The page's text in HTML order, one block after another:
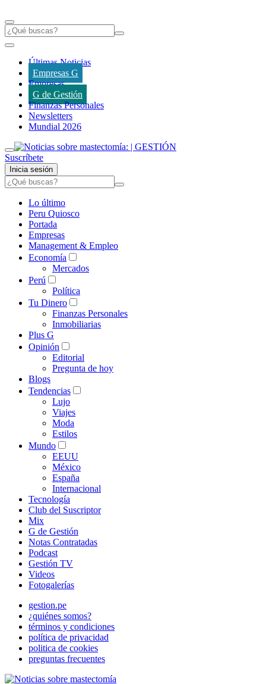
Últimas Noticias
Empresas G
Empresas
G de Gestión
Finanzas Personales
Newsletters
Mundial 2026
Suscríbete
Inicia sesión
Lo último
Peru Quiosco
Portada
Empresas
Management & Empleo
Economía
Mercados
Perú
Política
Tu Dinero
Finanzas Personales
Inmobiliarias
Plus G
Opinión
Editorial
Pregunta de hoy
Blogs
Tendencias
Lujo
Viajes
Moda
Estilos
Mundo
EEUU
México
España
Internacional
Tecnología
Club del Suscriptor
Mix
G de Gestión
Notas Contratadas
Podcast
Gestión TV
Videos
Fotogalerías
gestion.pe
¿quiénes somos?
términos y condiciones
política de privacidad
politica de cookies
preguntas frecuentes